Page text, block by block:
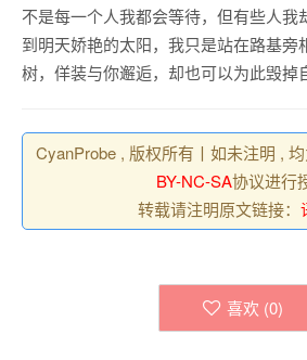
不是每一个人我都会等待，但有些人我
到明天娇艳的太阳，我只是站在路基旁
树，佯装与你邂逅，却也可以为此毁掉
CyanProbe , 版权所有丨如未注明 ,
BY-NC-SA协议进行
转载请注明原文链接：
喜欢 (0)